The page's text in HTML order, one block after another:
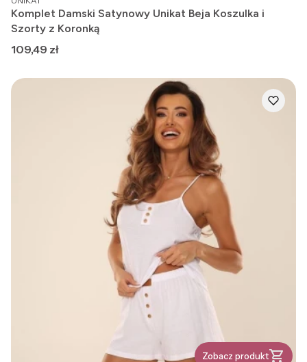
Komplet Damski Satynowy Unikat Beja Koszulka i
Szorty z Koronką
Cena
109,49 zł
Zobacz produkt